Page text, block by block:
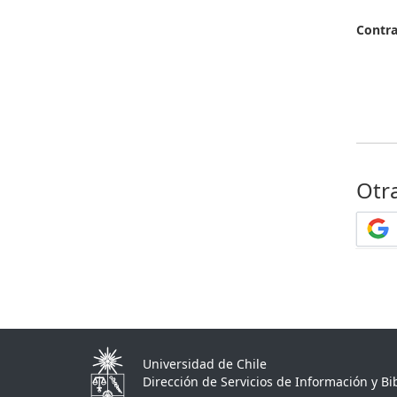
Universidad de Chile
Dirección de Servicios de Información y